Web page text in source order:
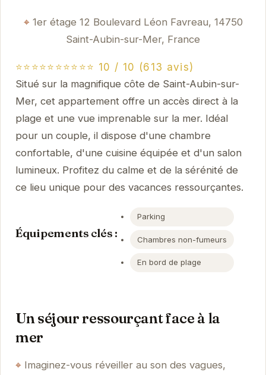
1er étage 12 Boulevard Léon Favreau, 14750
Saint-Aubin-sur-Mer, France
⭐⭐⭐⭐⭐⭐⭐⭐⭐⭐ 10 / 10 (613 avis)
Situé sur la magnifique côte de Saint-Aubin-sur-
Mer, cet appartement offre un accès direct à la
plage et une vue imprenable sur la mer. Idéal
pour un couple, il dispose d'une chambre
confortable, d'une cuisine équipée et d'un salon
lumineux. Profitez du calme et de la sérénité de
ce lieu unique pour des vacances ressourçantes.
Équipements clés :
Parking
Chambres non-fumeurs
En bord de plage
Un séjour ressourçant face à la
mer
Imaginez-vous réveiller au son des vagues,